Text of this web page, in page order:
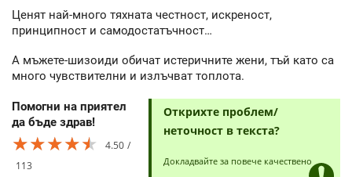
Ценят най-много тяхната честност, искреност,
принципност и самодостатъчност…
А мъжете-шизоиди обичат истеричните жени, тъй като са
много чувствителни и излъчват топлота.
Помогни на приятел
да бъде здрав!
★★★★★
★★★★★
★★★★★
4.50
113
Открихте проблем/
неточност в текста?
Докладвайте за повече качествено